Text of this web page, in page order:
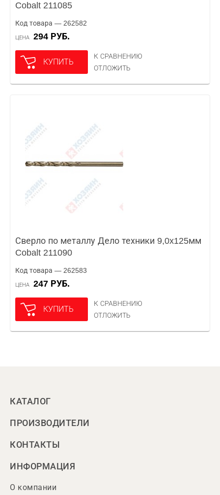
Cobalt 211085
Код товара — 262582
ЦЕНА 294 РУБ.
КУПИТЬ
К СРАВНЕНИЮ
ОТЛОЖИТЬ
Сверло по металлу Дело техники 9,0x125мм
Cobalt 211090
Код товара — 262583
ЦЕНА 247 РУБ.
КУПИТЬ
К СРАВНЕНИЮ
ОТЛОЖИТЬ
КАТАЛОГ
ПРОИЗВОДИТЕЛИ
КОНТАКТЫ
ИНФОРМАЦИЯ
О компании